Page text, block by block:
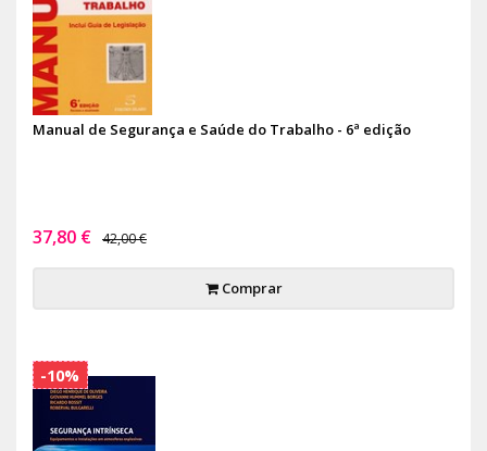
Manual de Segurança e Saúde do Trabalho - 6ª edição
37,80 € 42,00 €
Comprar
-10%